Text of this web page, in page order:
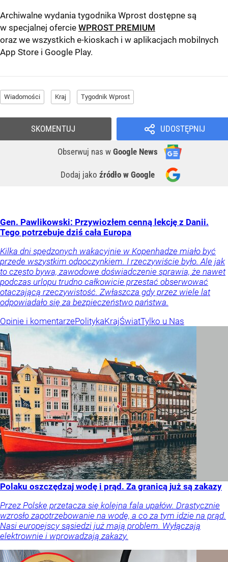
Archiwalne wydania tygodnika Wprost dostępne są
w specjalnej ofercie WPROST PREMIUM
oraz we wszystkich e-kioskach i w aplikacjach mobilnych
App Store i Google Play.
Wiadomości Kraj Tygodnik Wprost
UDOSTĘPNIJ
Obserwuj nas w Google News
Dodaj jako źródło w Google
SKOMENTUJ
Gen. Pawlikowski: Przywiozłem cenną lekcję z Danii.
Tego potrzebuje dziś cała Europa
Kilka dni spędzonych wakacyjnie w Kopenhadze miało być
przede wszystkim odpoczynkiem. I rzeczywiście było. Ale jak
to często bywa, zawodowe doświadczenie sprawia, że nawet
podczas urlopu trudno całkowicie przestać obserwować
otaczającą rzeczywistość. Zwłaszcza gdy przez wiele lat
odpowiadało się za bezpieczeństwo państwa.
Opinie i komentarzePolitykaKrajŚwiatTylko u Nas
Polaku oszczędzaj wodę i prąd. Za granicą już są zakazy
Przez Polskę przetacza się kolejna fala upałów. Drastycznie
wzrosło zapotrzebowanie na wodę, a co za tym idzie na prąd.
Nasi europejscy sąsiedzi już mają problem. Wyłączają
elektrownie i wprowadzają zakazy.